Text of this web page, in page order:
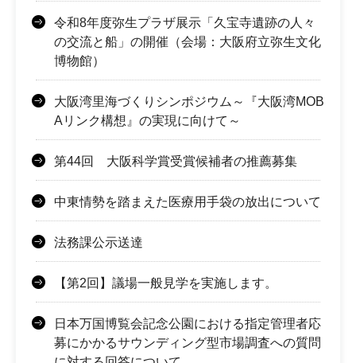
令和8年度弥生プラザ展示「久宝寺遺跡の人々
の交流と船」の開催（会場：大阪府立弥生文化
博物館）
大阪湾里海づくりシンポジウム～『大阪湾MOB
Aリンク構想』の実現に向けて～
第44回 大阪科学賞受賞候補者の推薦募集
中東情勢を踏まえた医療用手袋の放出について
法務課公示送達
【第2回】議場一般見学を実施します。
日本万国博覧会記念公園における指定管理者応
募にかかるサウンディング型市場調査への質問